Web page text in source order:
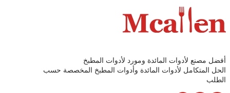
لأدوات المائدة ومورد لأدوات المطبخ
المتكامل لأدوات المائدة وأدوات المطبخ المخصصة حسب